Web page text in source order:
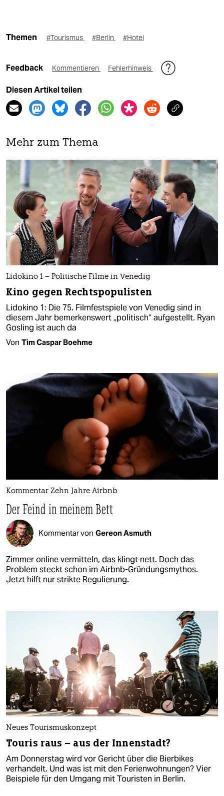
Themen #Tourismus #Berlin #Hotel
Feedback Kommentieren Fehlerhinweis
Diesen Artikel teilen
Mehr zum Thema
Lidokino 1 – Politische Filme in Venedig
Kino gegen Rechtspopulisten
Lidokino 1: Die 75. Filmfestspiele von Venedig sind in
diesem Jahr bemerkenswert „politisch“ aufgestellt. Ryan
Gosling ist auch da
Von Tim Caspar Boehme
Kommentar Zehn Jahre Airbnb
Der Feind in meinem Bett
Kommentar von Gereon Asmuth
Zimmer online vermitteln, das klingt nett. Doch das
Problem steckt schon im Airbnb-Gründungsmythos.
Jetzt hilft nur strikte Regulierung.
Neues Tourismuskonzept
Touris raus – aus der Innen­stadt?
Am Donnerstag wird vor Gericht über die Bierbikes
verhandelt. Und was ist mit den Ferienwohnungen? Vier
Beispiele für den Umgang mit Touristen in Berlin.